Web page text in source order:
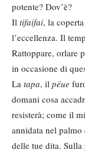
potente? Dov’è?
Il tifaifai, la
l’eccellenza. Il
Rattoppare, orlare
in occasione di
La tapa, il pëue
domani cosa
resisterà; come il
annidata nel
delle tue dita. Sulla